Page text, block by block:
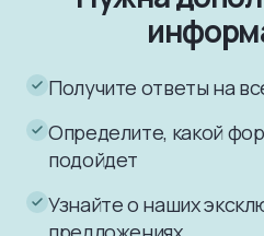
Получите ответы на
Определите, какой
подойдет
Узнайте о наших